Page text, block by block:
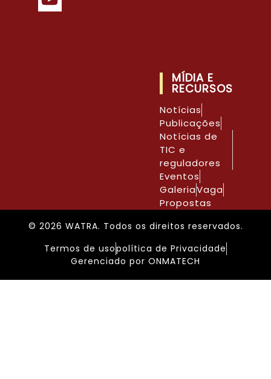
MÍDIA E
RECURSOS
Notícias
Publicações
Notícias de
TIC e
reguladores
Eventos
GaleriaVaga
Propostas
© 2026 WATRA. Todos os direitos reservados.
Termos de usopolítica de Privacidade
Gerenciado por ONMATECH